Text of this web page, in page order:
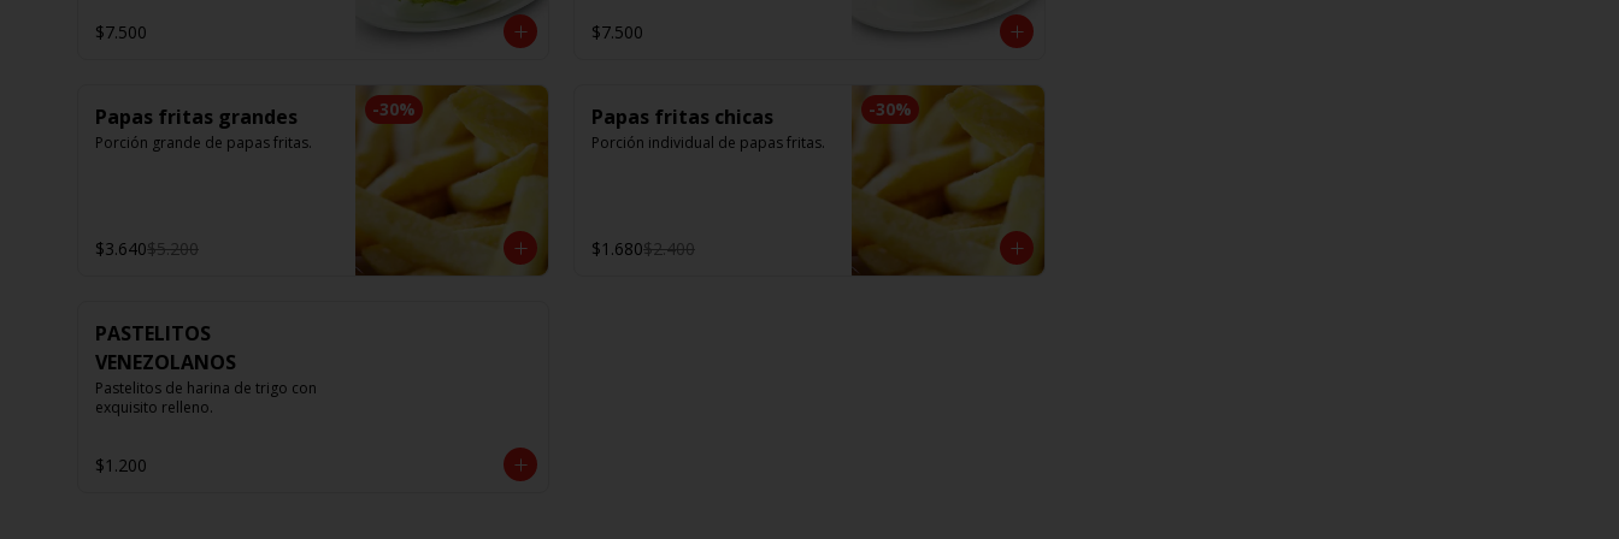
$7.500 $7.500
-30%
Papas fritas grandes
Porción grande de papas fritas.
$3.640$5.200
-30%
Papas fritas chicas
Porción individual de papas fritas.
$1.680$2.400
PASTELITOS
VENEZOLANOS
Pastelitos de harina de trigo con
exquisito relleno.
$1.200